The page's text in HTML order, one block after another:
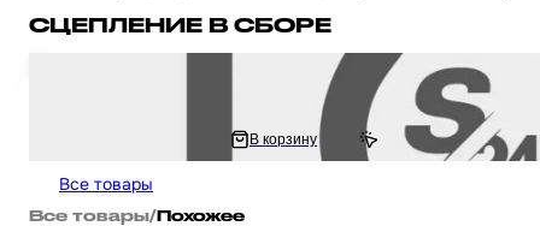
СЦЕПЛЕНИЕ В СБОРЕ
Барабан сцепления в сборе на питбайк и мотоцикл Irbis TTR / Ирбис
В корзину
Все товары
Все товары/Похожее